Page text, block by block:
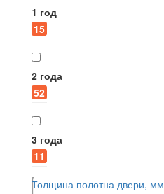
1 год
15
2 года
52
3 года
11
Толщина полотна двери, мм